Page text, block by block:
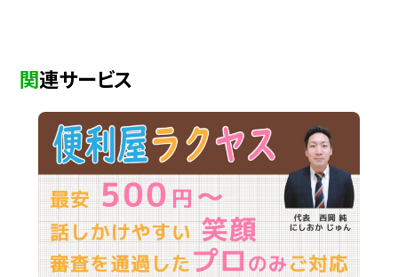
関連サービス